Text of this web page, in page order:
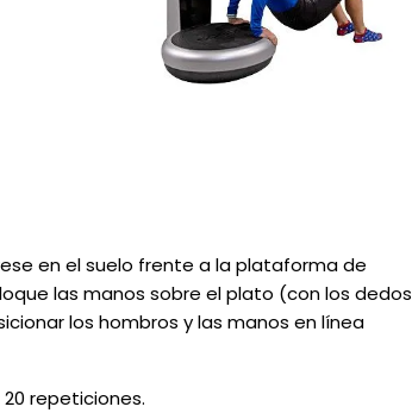
en el suelo frente a la plataforma de
las manos sobre el plato (con los dedos
los hombros y las manos en línea
repeticiones.